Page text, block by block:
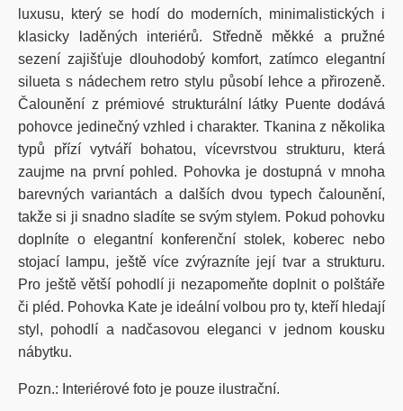
luxusu, který se hodí do moderních, minimalistických i
klasicky laděných interiérů. Středně měkké a pružné
sezení zajišťuje dlouhodobý komfort, zatímco elegantní
silueta s nádechem retro stylu působí lehce a přirozeně.
Čalounění z prémiové strukturální látky Puente dodává
pohovce jedinečný vzhled i charakter. Tkanina z několika
typů přízí vytváří bohatou, vícevrstvou strukturu, která
zaujme na první pohled. Pohovka je dostupná v mnoha
barevných variantách a dalších dvou typech čalounění,
takže si ji snadno sladíte se svým stylem. Pokud pohovku
doplníte o elegantní konferenční stolek, koberec nebo
stojací lampu, ještě více zvýrazníte její tvar a strukturu.
Pro ještě větší pohodlí ji nezapomeňte doplnit o polštáře
či pléd. Pohovka Kate je ideální volbou pro ty, kteří hledají
styl, pohodlí a nadčasovou eleganci v jednom kousku
nábytku.
Pozn.: Interiérové foto je pouze ilustrační.